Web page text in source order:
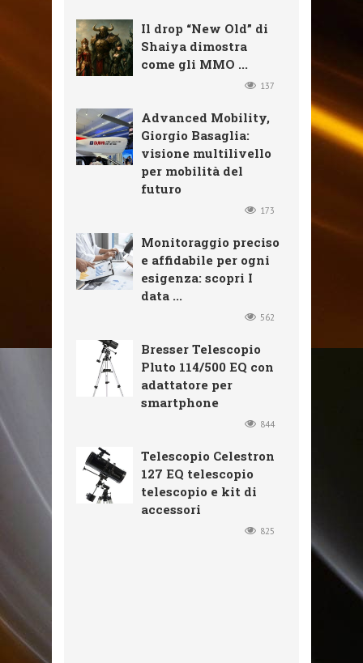
Il drop “New Old” di
Shaiya dimostra
come gli MMO ...
137
Advanced Mobility,
Giorgio Basaglia:
visione multilivello
per mobilità del
futuro
173
Monitoraggio preciso
e affidabile per ogni
esigenza: scopri I
data ...
562
Bresser Telescopio
Pluto 114/500 EQ con
adattatore per
smartphone
844
Telescopio Celestron
127 EQ telescopio
telescopio e kit di
accessori
825